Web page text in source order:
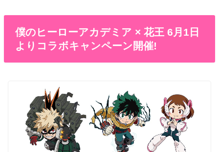
僕のヒーローアカデミア × 花王 6月1日
よりコラボキャンペーン開催!